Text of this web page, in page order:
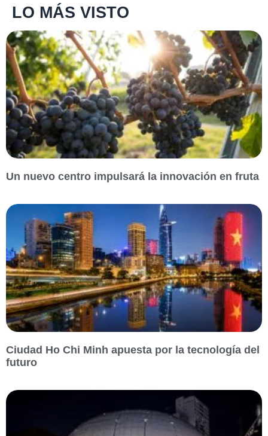
LO MÁS VISTO
Un nuevo centro impulsará la innovación en fruta
Ciudad Ho Chi Minh apuesta por la tecnología del
futuro